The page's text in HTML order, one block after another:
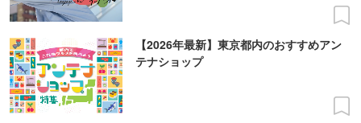
【2026年最新】東京都内のおすすめアン
テナショップ